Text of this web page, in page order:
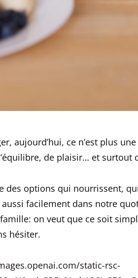
aujourd’hui, ce n’est plus
de plaisir… et surtout
des options qui nourrissent,
aussi facilement dans notre
on veut que ce soit
hésiter.